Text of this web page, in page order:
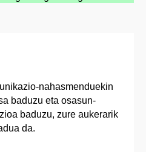
nahasmenduekin
baduzu eta osasun-
baduzu, zure aukerarik
da.